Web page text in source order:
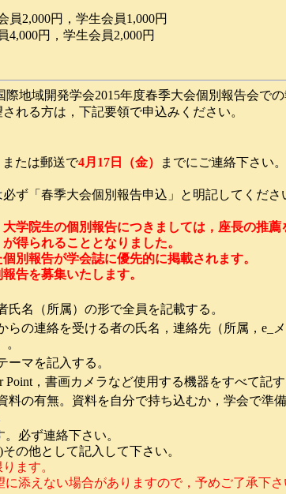
員2,000円，学生会員1,000円
円，学生会員2,000円
地域開発学会201 5年度春季大会個別報告会で
れる方は，下記要領で申込みください。
たは郵送で4月17日（金） までにご連絡下さい。
ず「 春季大会個別報告申込」と明記してくださ
学院生の個別報告につきましては，座長の推薦
得られることとなりました。
別報告が学会誌に優先的に掲載されます。
告を募集いたします。
氏名（所属）の形で全員を記載する。
らの連絡を受ける者の氏名，連絡先（所属，e_
ーマを記入する。
Point，書画カメラなど使用する機器をすべて記す
料の有無。資料を自分で持ち込むか，学会で準
必ず連絡下さい。
の他として記入して下さい。
ます。
添えない場合がありますので，予めご了承下さ